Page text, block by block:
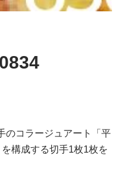
のコラージュアート「平
構成する切手1枚1枚を